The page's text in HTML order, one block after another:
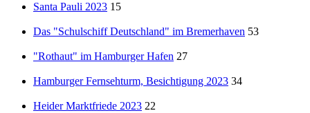
Santa Pauli 2023 15
Das "Schulschiff Deutschland" im Bremerhaven 53
"Rothaut" im Hamburger Hafen 27
Hamburger Fernsehturm, Besichtigung 2023 34
Heider Marktfriede 2023 22